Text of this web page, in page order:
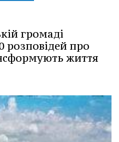
громаді
розповідей про
життя